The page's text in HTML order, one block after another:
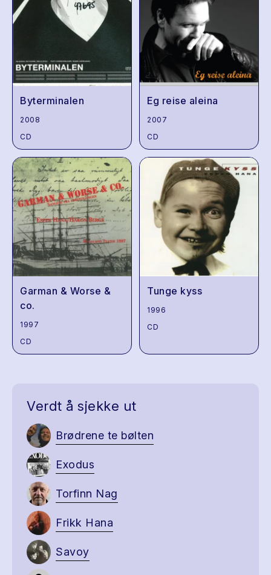
Byterminalen
2008
CD
Eg reise aleina
2007
CD
Garman & Worse &
co.
1997
CD
Tunge kyss
1996
CD
Verdt å sjekke ut
Brødrene te bølten
Exodus
Torfinn Nag
Frikk Hana
Savoy